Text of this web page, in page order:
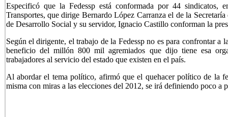
Especificó que la Fedessp está conformada por 44 sindicatos,
Transportes, que dirige Bernardo López Carranza el de la
de Desarrollo Social y su servidor, Ignacio Castillo conforman la
Según el dirigente, el trabajo de la Fedessp no es para confrontar a
beneficio del millón 800 mil agremiados que dijo tiene esa
trabajadores al servicio del estado que existen en el país.
Al abordar el tema político, afirmó que el quehacer político de la
misma con miras a las elecciones del 2012, se irá definiendo poco a